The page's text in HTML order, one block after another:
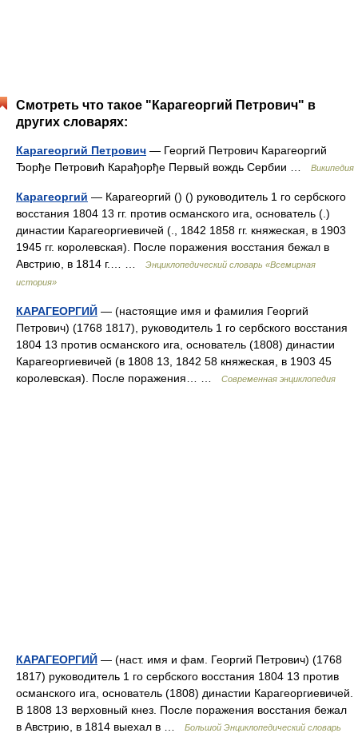
Смотреть что такое "Карагеоргий Петрович" в
других словарях:
Карагеоргий Петрович — Георгий Петрович Карагеоргий
Ђорђе Петровић Карађорђе Первый вождь Сербии …
Википедия
Карагеоргий — Карагеоргий () () руководитель 1 го сербского
восстания 1804 13 гг. против османского ига, основатель (.)
династии Карагеоргиевичей (., 1842 1858 гг. княжеская, в 1903
1945 гг. королевская). После поражения восстания бежал в
Австрию, в 1814 г.… …
Энциклопедический словарь «Всемирная
история»
КАРАГЕОРГИЙ — (настоящие имя и фамилия Георгий
Петрович) (1768 1817), руководитель 1 го сербского восстания
1804 13 против османского ига, основатель (1808) династии
Карагеоргиевичей (в 1808 13, 1842 58 княжеская, в 1903 45
королевская). После поражения… …
Современная энциклопедия
КАРАГЕОРГИЙ — (наст. имя и фам. Георгий Петрович) (1768
1817) руководитель 1 го сербского восстания 1804 13 против
османского ига, основатель (1808) династии Карагеоргиевичей.
В 1808 13 верховный кнез. После поражения восстания бежал
в Австрию, в 1814 выехал в …
Большой Энциклопедический словарь